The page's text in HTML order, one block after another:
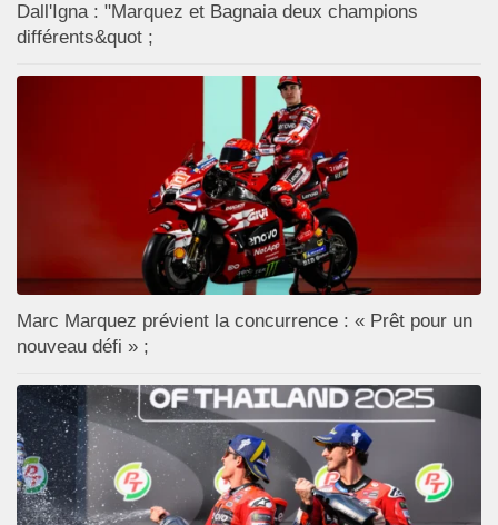
Dall'Igna : "Marquez et Bagnaia deux champions
différents&quot ;
Marc Marquez prévient la concurrence : « Prêt pour un
nouveau défi » ;